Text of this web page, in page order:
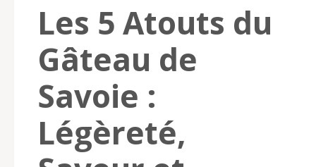
Les 5 Atouts du
Gâteau de
Savoie :
Légèreté,